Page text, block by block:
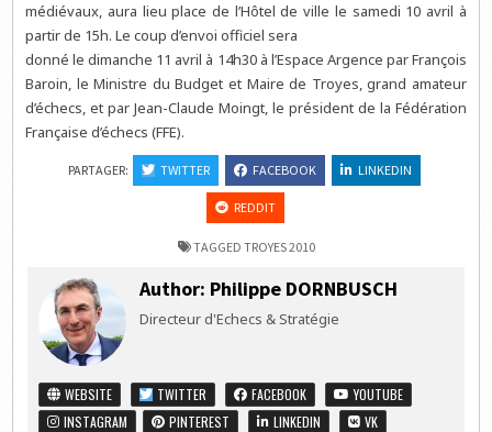
médiévaux, aura lieu place de l’Hôtel de ville le samedi 10 avril à
partir de 15h. Le coup d’envoi officiel sera
donné le dimanche 11 avril à 14h30 à l’Espace Argence par François
Baroin, le Ministre du Budget et Maire de Troyes, grand amateur
d’échecs, et par Jean-Claude Moingt, le président de la Fédération
Française d’échecs (FFE).
PARTAGER: TWITTER FACEBOOK LINKEDIN
REDDIT
TAGGED TROYES 2010
Author: Philippe DORNBUSCH
Directeur d'Echecs & Stratégie
WEBSITE TWITTER FACEBOOK
YOUTUBE
INSTAGRAM
PINTEREST LINKEDIN
VK